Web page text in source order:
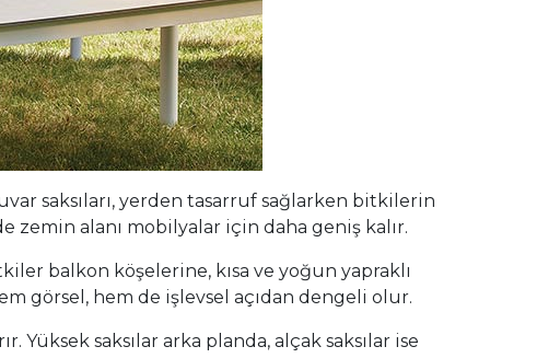
saksıları, yerden tasarruf sağlarken bitkilerin
zemin alanı mobilyalar için daha geniş kalır.
balkon köşelerine, kısa ve yoğun yapraklı
görsel, hem de işlevsel açıdan dengeli olur.
saksılar arka planda, alçak saksılar ise